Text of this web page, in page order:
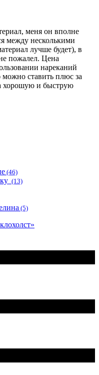
меня он вполне
между несколькими
лучше будет), в
пожалел. Цена
нареканий
ставить плюс за
хорошую и быструю
(46)
(13)
(5)